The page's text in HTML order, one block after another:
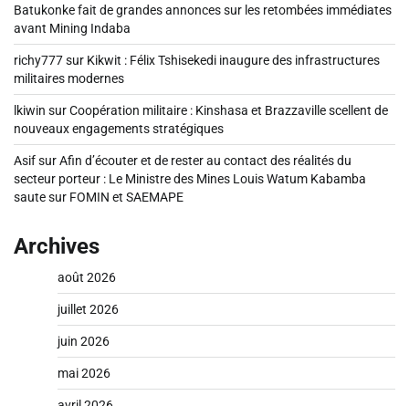
Batukonke fait de grandes annonces sur les retombées immédiates
avant Mining Indaba
richy777sur Kikwit : Félix Tshisekedi inaugure des infrastructures
militaires modernes
lkiwin surCoopération militaire : Kinshasa et Brazzaville scellent de
nouveaux engagements stratégiques
AsifsurAfin d’écouter et de rester au contact des réalités du
secteur porteur : Le Ministre des Mines Louis Watum Kabamba
saute sur FOMIN et SAEMAPE
Archives
août 2026
juillet 2026
juin 2026
mai 2026